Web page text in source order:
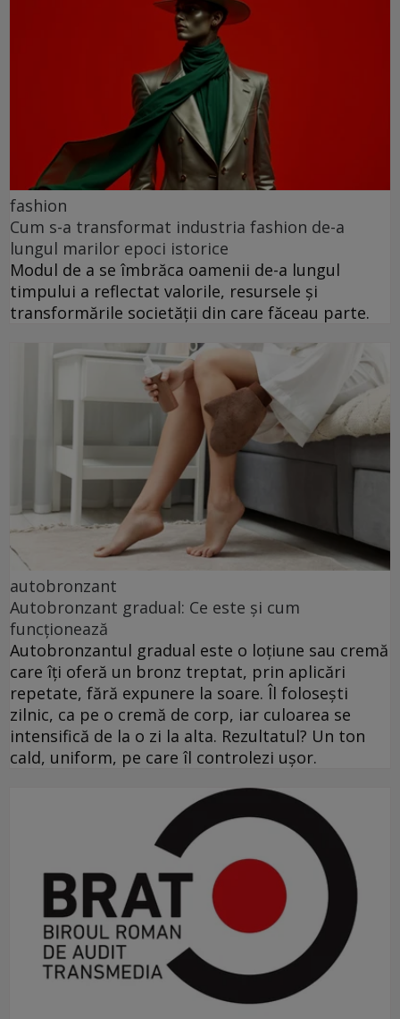
fashion
Cum s-a transformat industria fashion de-a
lungul marilor epoci istorice
Modul de a se îmbrăca oamenii de-a lungul
timpului a reflectat valorile, resursele și
transformările societății din care făceau parte.
autobronzant
Autobronzant gradual: Ce este și cum
funcționează
Autobronzantul gradual este o loțiune sau cremă
care îți oferă un bronz treptat, prin aplicări
repetate, fără expunere la soare. Îl folosești
zilnic, ca pe o cremă de corp, iar culoarea se
intensifică de la o zi la alta. Rezultatul? Un ton
cald, uniform, pe care îl controlezi ușor.